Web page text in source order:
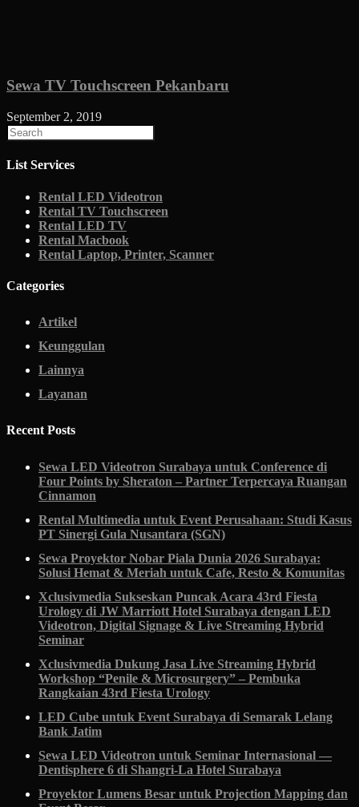
Sewa TV Touchscreen Pekanbaru
September 2, 2019
List Services
Rental LED Videotron
Rental TV Touchscreen
Rental LED TV
Rental Macbook
Rental Laptop, Printer, Scanner
Categories
Artikel
Keunggulan
Lainnya
Layanan
Recent Posts
Sewa LED Videotron Surabaya untuk Conference di
Four Points by Sheraton – Partner Terpercaya Ruangan
Cinnamon
Rental Multimedia untuk Event Perusahaan: Studi Kasus
PT Sinergi Gula Nusantara (SGN)
Sewa Proyektor Nobar Piala Dunia 2026 Surabaya:
Solusi Hemat & Meriah untuk Cafe, Resto & Komunitas
Xclusivmedia Sukseskan Puncak Acara 43rd Fiesta
Urology di JW Marriott Hotel Surabaya dengan LED
Videotron, Digital Signage & Live Streaming Hybrid
Seminar
Xclusivmedia Dukung Jasa Live Streaming Hybrid
Workshop “Penile & Microsurgery” – Pembuka
Rangkaian 43rd Fiesta Urology
LED Cube untuk Event Surabaya di Semarak Lelang
Bank Jatim
Sewa LED Videotron untuk Seminar Internasional —
Dentisphere 6 di Shangri-La Hotel Surabaya
Proyektor Lumens Besar untuk Projection Mapping dan